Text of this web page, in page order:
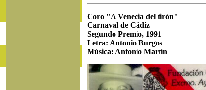
Coro "A Venecia del tirón"
Carnaval de Cádiz
Segundo Premio, 1991
Letra: Antonio Burgos
Música: Antonio Martín